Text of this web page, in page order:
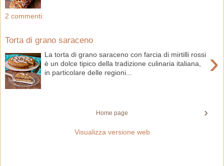
2 commenti:
Torta di grano saraceno
›
La torta di grano saraceno con farcia di mirtilli rossi
è un dolce tipico della tradizione culinaria italiana,
in particolare delle regioni...
›
Home page
Visualizza versione web